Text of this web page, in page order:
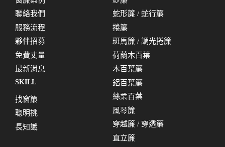
聯絡我們
服務流程
夥伴招募
免費丈量
最新消息
SKILL
找窗簾
聰明挑
長知識
蛇形簾 / 蛇行簾
捲簾
斑馬簾 / 調光捲簾
荷蘭木百葉
木百葉簾
鋁百葉簾
絲柔百葉
風琴簾
穿越簾 / 穿透簾
直立簾